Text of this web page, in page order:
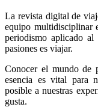
La revista digital de
equipo multidisciplinar
periodismo aplicado
pasiones es viajar.
Conocer el mundo de
esencia es vital para
posible a nuestras
gusta.